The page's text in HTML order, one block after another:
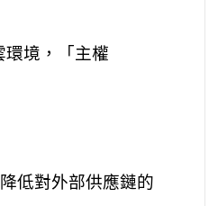
環境，「主權
低對外部供應鏈的